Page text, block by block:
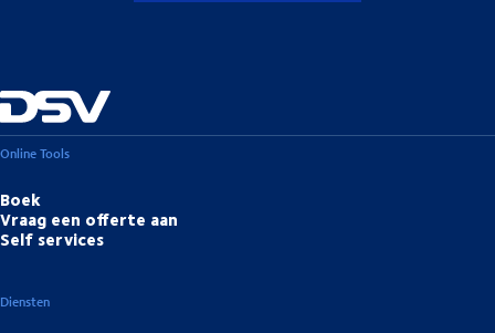
Online Tools
Boek
Vraag een offerte aan
Self services
Diensten